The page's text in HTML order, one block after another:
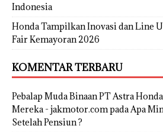
Indonesia
Honda Tampilkan Inovasi dan Line
Fair Kemayoran 2026
KOMENTAR TERBARU
Pebalap Muda Binaan PT Astra
Mereka - jakmotor.compadaApa
Setelah Pensiun ?